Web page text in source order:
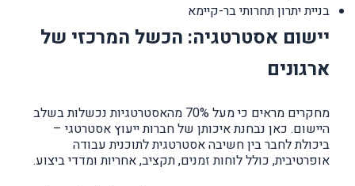
בניית יתרון תחרותי בר-קיימא
יישום אסטרטגיה: הכשל המרכזי של
ארגונים
מחקרים מראים כי מעל 70% מהאסטרטגיות נכשלות בשלב
היישום. כאן נבחנת איכותן של חברות ייעוץ אסטרטגי –
ביכולת לחבר בין חשיבה אסטרטגית לתוכנית עבודה
אופרטיבית, כולל לוחות זמנים, תקציב, אחריות ומדדי ביצוע.